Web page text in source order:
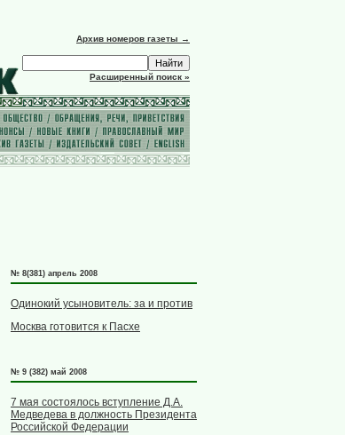
Архив номеров газеты →
Расширенный поиск »
№ 8(381) апрель 2008
Одинокий усыновитель: за и против
Москва готовится к Пасхе
№ 9 (382) май 2008
7 мая состоялось вступление Д.А.
Медведева в должность Президента
Российской Федерации